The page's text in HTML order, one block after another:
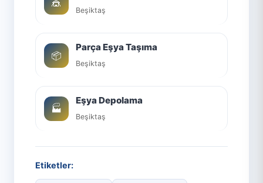
🎪
Beşiktaş
📦
Parça Eşya Taşıma
Beşiktaş
🏭
Eşya Depolama
Beşiktaş
Etiketler: